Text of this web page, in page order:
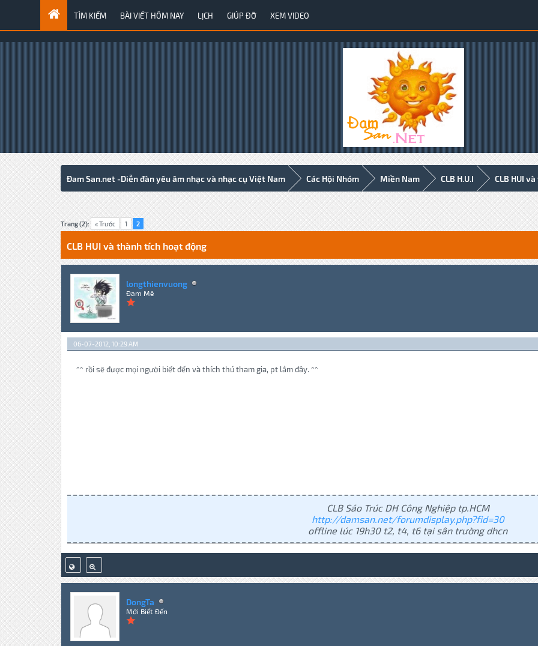
TÌM KIẾM BÀI VIẾT HÔM NAY LỊCH GIÚP ĐỠ XEM VIDEO
Đam San.net -Diễn đàn yêu âm nhạc và nhạc cụ Việt Nam Các Hội Nhóm Miền Nam CLB H.U.I CLB HUI
Trang (2): « Trước 1 2
1 Votes - 5 Average
1
2
3
4
5
CLB HUI và thành tích hoạt động
longthienvuong
Đam Mê
06-07-2012, 10:29 AM
^^ rồi sẽ được mọi người biết đến và thích thú tham gia, pt lắm đây. ^^
CLB Sáo Trúc DH Công Nghiệp tp.HCM
http://damsan.net/forumdisplay.php?fid=30
offline lúc 19h30 t2, t4, t6 tại sân trường dhcn
DongTa
Mới Biết Đến